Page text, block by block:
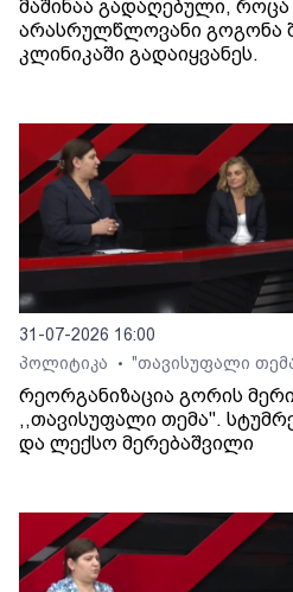
მაშინაა გადაღებული, როცა
არასრულწლოვანი გოგონა
კლინიკაში გადაიყვანეს.
31-07-2026 16:00
პოლიტიკა
• "თავისუფალი
რეორგანიზაცია გორის
,,თავისუფალი თემა".
და ლექსო მერებაშვილი